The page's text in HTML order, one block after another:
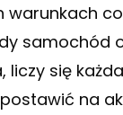
samochód
liczy się
na